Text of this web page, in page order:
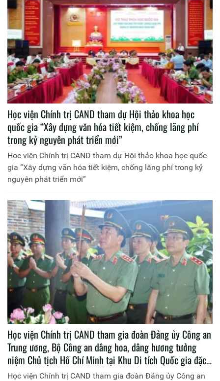
Học viện Chính trị CAND tham dự Hội thảo khoa học
quốc gia “Xây dựng văn hóa tiết kiệm, chống lãng phí
trong kỷ nguyên phát triển mới”
Học viện Chính trị CAND tham dự Hội thảo khoa học quốc
gia “Xây dựng văn hóa tiết kiệm, chống lãng phí trong kỷ
nguyên phát triển mới”
Học viện Chính trị CAND tham gia đoàn Đảng ủy Công an
Trung ương, Bộ Công an dâng hoa, dâng hương tưởng
niệm Chủ tịch Hồ Chí Minh tại Khu Di tích Quốc gia đặc
biệt Kim Liên
Học viện Chính trị CAND tham gia đoàn Đảng ủy Công an